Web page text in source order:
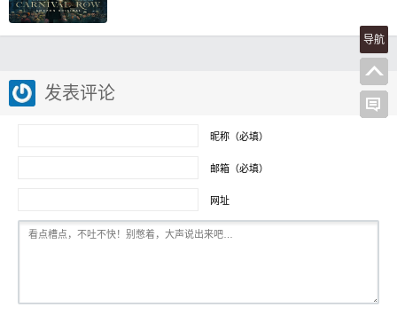
发表评论
昵称（必填）
邮箱（必填）
网址
导航